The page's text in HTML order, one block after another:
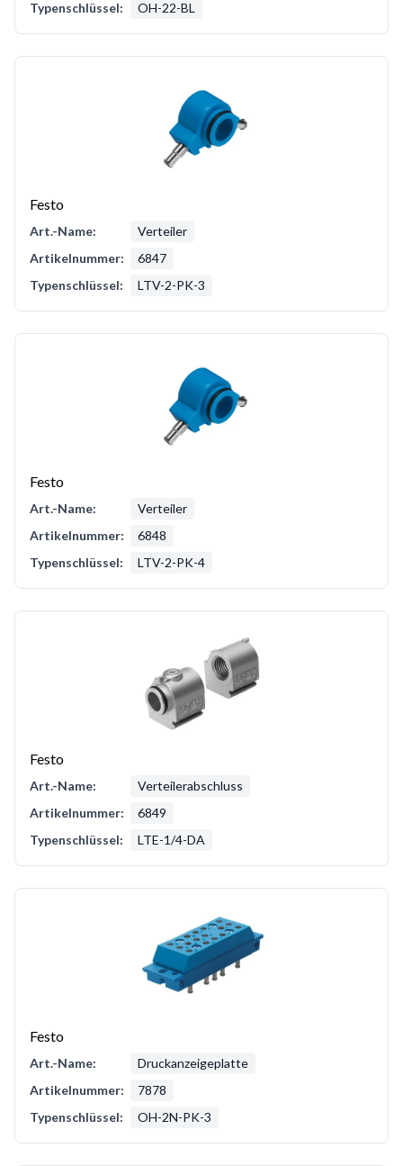
Typenschlüssel:
OH-22-BL
Festo
Art.-Name:
Verteiler
Artikelnummer:
6847
Typenschlüssel:
LTV-2-PK-3
Festo
Art.-Name:
Verteiler
Artikelnummer:
6848
Typenschlüssel:
LTV-2-PK-4
Festo
Art.-Name:
Verteilerabschluss
Artikelnummer:
6849
Typenschlüssel:
LTE-1/4-DA
Festo
Art.-Name:
Druckanzeigeplatte
Artikelnummer:
7878
Typenschlüssel:
OH-2N-PK-3